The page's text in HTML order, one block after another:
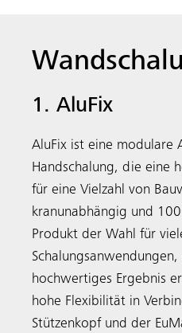
1. AluFix
AluFix ist eine modulare
Handschalung, die eine
für eine Vielzahl von
kranunabhängig und
Produkt der Wahl für
hochwertiges Ergebnis
hohe Flexibilität in
Stützenkopf und der